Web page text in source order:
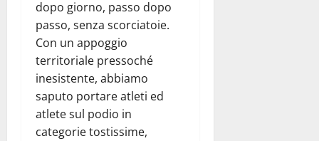
dopo giorno, passo dopo
passo, senza scorciatoie.
Con un appoggio
territoriale pressoché
inesistente, abbiamo
saputo portare atleti ed
atlete sul podio in
categorie tostissime,